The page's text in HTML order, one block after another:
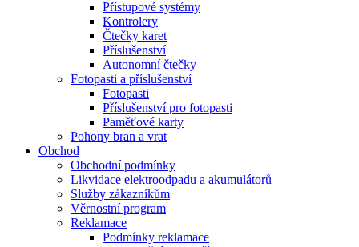
Přístupové systémy
Kontrolery
Čtečky karet
Příslušenství
Autonomní čtečky
Fotopasti a příslušenství
Fotopasti
Příslušenství pro fotopasti
Paměťové karty
Pohony bran a vrat
Obchod
Obchodní podmínky
Likvidace elektroodpadu a akumulátorů
Služby zákazníkům
Věrnostní program
Reklamace
Podmínky reklamace